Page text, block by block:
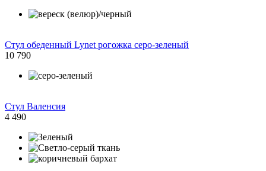
Стул обеденный Lynet рогожка серо-зеленый
10 790
Стул Валенсия
4 490